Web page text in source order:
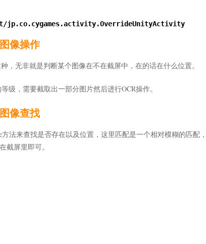
jp.co.cygames.activity.OverrideUnityActivity
图像操作
，无非就是判断某个图像在不在截屏中，在的话在什么位置。
，需要截取出一部分图片然后进行OCR操作。
图像查找
法来查找是否存在以及位置，这里匹配是一个相对模糊的匹配
截屏里即可。